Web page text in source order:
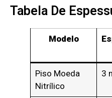
Tabela De
Modelo
Piso Moeda
Nitrílico
3